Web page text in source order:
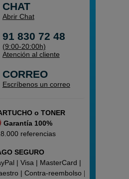
CHAT
Abrir Chat
91 830 72 48
(9:00-20:00h)
Atención al cliente
CORREO
Escríbenos un correo
o TONER
Garantía 100%
referencias
SEGURO
| Visa | MasterCard |
| Contra-reembolso |